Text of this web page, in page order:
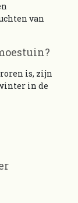
van
is, zijn
in de